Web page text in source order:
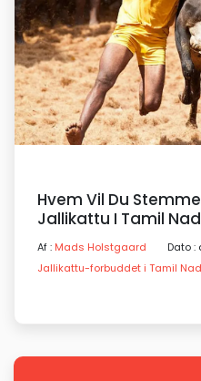
Hvem Vil Du
Jallikattu I Tamil
Af : Mads Holstgaard Dato :
Jallikattu-forbuddet i Tamil